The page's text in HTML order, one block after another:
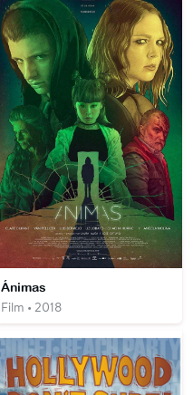
Ánimas
Film • 2018